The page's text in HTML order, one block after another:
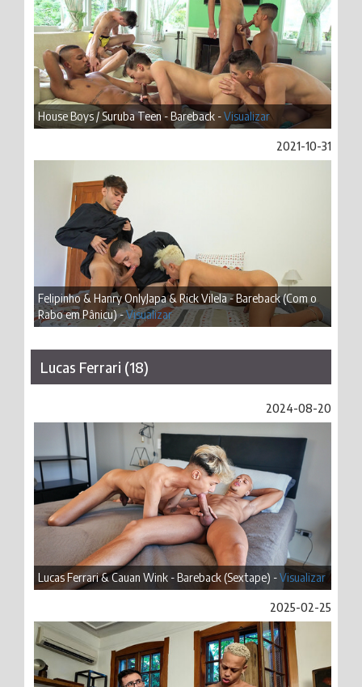
House Boys / Suruba Teen - Bareback -Visualizar
2021-10-31
Felipinho & Hanry OnlyJapa & Rick Vilela - Bareback (Com o
Rabo em Pânicu) -Visualizar
Lucas Ferrari (18)
2024-08-20
Lucas Ferrari & Cauan Wink - Bareback (Sextape) -Visualizar
2025-02-25